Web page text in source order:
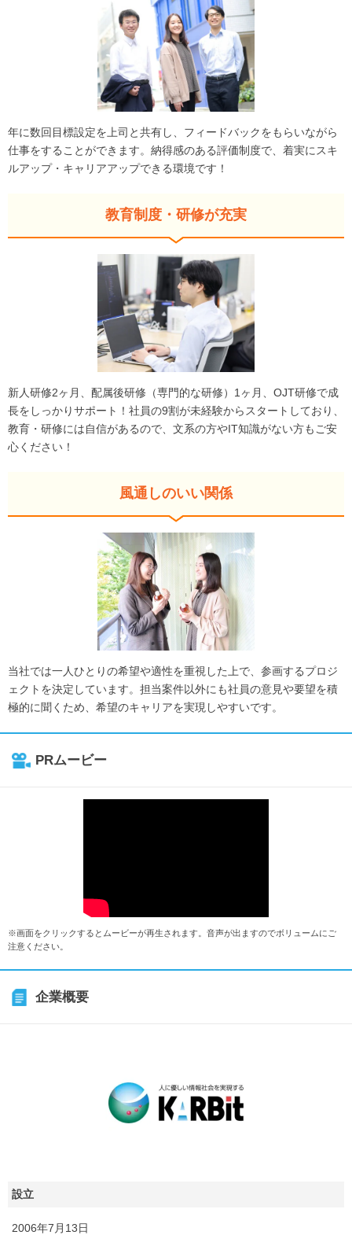
年に数回目標設定を上司と共有し、フィードバックをもらいながら
仕事をすることができます。納得感のある評価制度で、着実にスキ
ルアップ・キャリアアップできる環境です！
教育制度・研修が充実
新人研修2ヶ月、配属後研修（専門的な研修）1ヶ月、OJT研修で成
長をしっかりサポート！社員の9割が未経験からスタートしており、
教育・研修には自信があるので、文系の方やIT知識がない方もご安
心ください！
風通しのいい関係
当社では一人ひとりの希望や適性を重視した上で、参画するプロジ
ェクトを決定しています。担当案件以外にも社員の意見や要望を積
極的に聞くため、希望のキャリアを実現しやすいです。
PRムービー
※画面をクリックするとムービーが再生されます。音声が出ますのでボリュームにご
注意ください。
企業概要
設立
2006年7月13日